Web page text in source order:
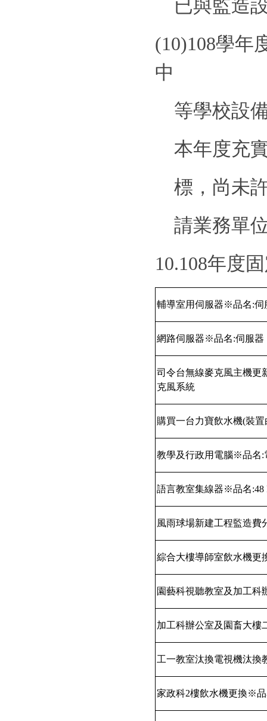
已與監造
(10)108學年
中
等學校設
本年度充
標，尚未
請業務單
10.108年度
輔導室用伺服器※品名:伺
網路伺服器※品名:伺服器
司令台無線麥克風主機
克風系統
購買一台力寶飲水機(裝置
教學及行政用電腦※品名:
語言教室集線器※品名:48
風雨球場新建工程監造
綜合大樓導師室飲水機
園藝科視聽教室及加工
加工科辦公室及園畜大
工一教室汰換電視機汰
家政科2樓飲水機更換※